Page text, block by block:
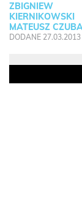
ZBIGNIEW
KIERNIKOWSKI
MATEUSZ
DODANE